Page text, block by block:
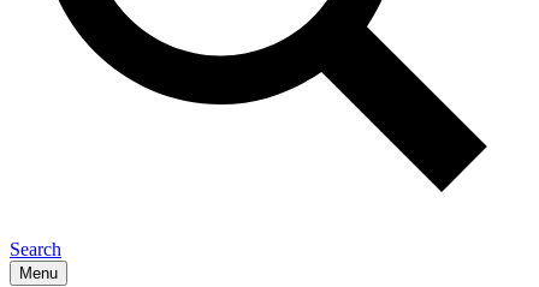
Search
Menu